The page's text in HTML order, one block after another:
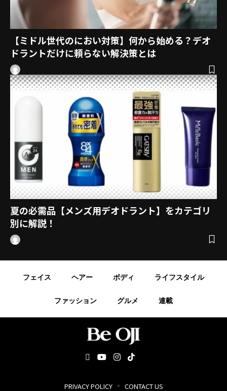
【ミドル世代のにおい対策】何から始める？デオ
ドラントだけに頼らない解決策とは
夏の必需品【メンズ用デオドラント】をカテゴリ
別に解説！
フェイス ヘアー ボディ ライフスタイル
ファッション グルメ 連載
PRIVACY POLICY CONTACT US